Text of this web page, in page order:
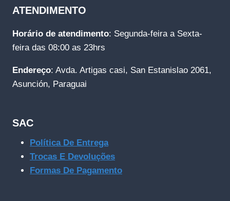
ATENDIMENTO
Horário de atendimento: Segunda-feira a Sexta-
feira das 08:00 as 23hrs
Endereço: Avda. Artigas casi, San Estanislao 2061,
Asunción, Paraguai
SAC
Política De Entrega
Trocas E Devoluções
Formas De Pagamento